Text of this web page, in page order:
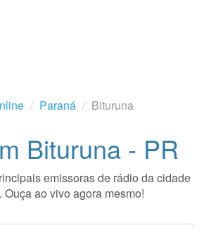
Paraná Bituruna
Bituruna - PR
emissoras de rádio da cidade
ao vivo agora mesmo!